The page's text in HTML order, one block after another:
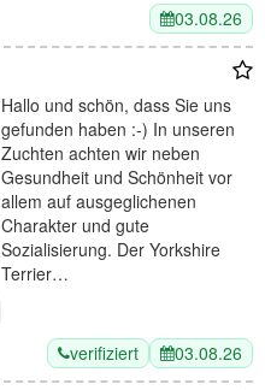
03.08.26
Hallo und schön, dass Sie uns
gefunden haben :-) In unseren
Zuchten achten wir neben
Gesundheit und Schönheit vor
allem auf ausgeglichenen
Charakter und gute
Sozialisierung. Der Yorkshire
Terrier…
verifiziert 03.08.26